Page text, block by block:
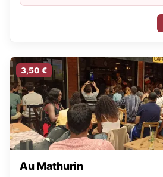
3,50 €
Au Mathurin